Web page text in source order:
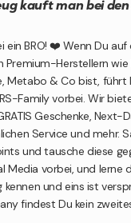
kauft man bei
ein BRO! ❤️ Wenn Du
Premium-Herstellern wie
Metabo & Co bist, führt
Family vorbei. Wir
Geschenke, Next-
Service und mehr.
und tausche diese
Media vorbei, und lerne
kennen und eins ist
findest Du kein